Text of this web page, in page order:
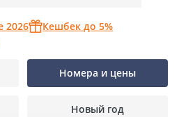
2026
Кешбек до 5%
Номера и цены
Новый год